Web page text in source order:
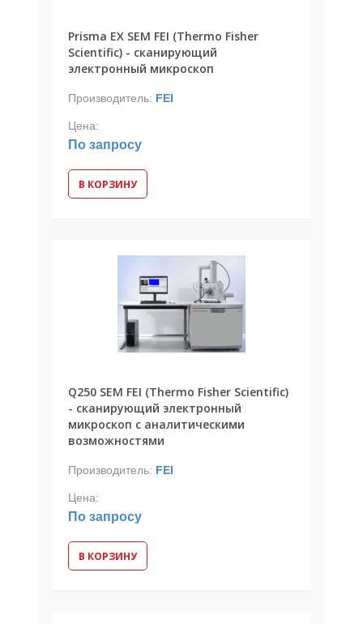
Prisma EX SEM FEI (Thermo Fisher
Scientific) - сканирующий
электронный микроскоп
Производитель: FEI
Цена:
По запросу
В КОРЗИНУ
Q250 SEM FEI (Thermo Fisher Scientific)
- сканирующий электронный
микроскоп с аналитическими
возможностями
Производитель: FEI
Цена:
По запросу
В КОРЗИНУ